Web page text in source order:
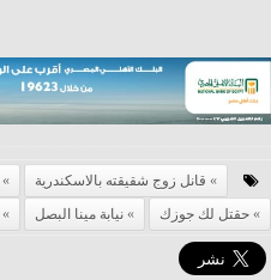
قانل زوج شقيقته بالاسكندرية
حقتل لك جوزك
نيابة مينا البصل